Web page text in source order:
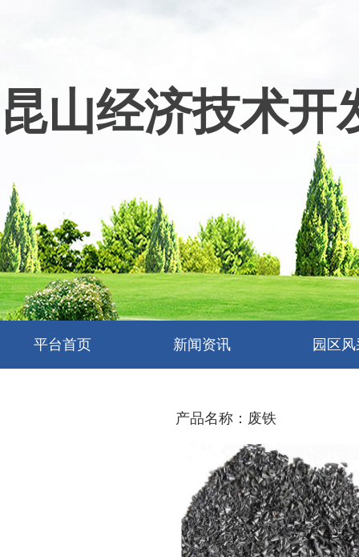
昆山经济技术开
平台首页 新闻资讯 园区
产品名称：废铁